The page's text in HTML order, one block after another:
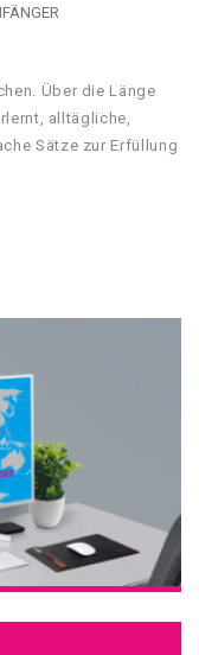
Über die Länge
alltägliche,
Sätze zur Erfüllung